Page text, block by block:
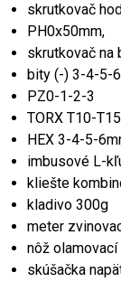
skrutkovač
PH0x50mm,
skrutkovač na
bity (-) 3-4-5-
PZ0-1-2-3
TORX T10-
HEX 3-4-5-
imbusové L-
kliešte
kladivo 300g
meter
nôž
skúšačka